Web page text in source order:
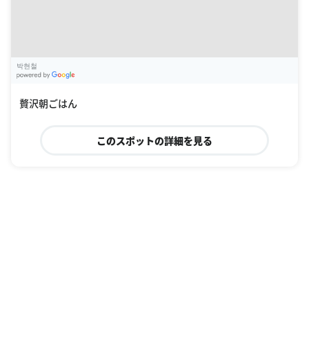
박현철
贅沢朝ごはん
このスポットの詳細を見る